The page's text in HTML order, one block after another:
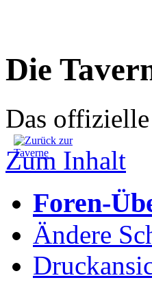
Die
Das
Zum Inhalt
Foren-
Ändere